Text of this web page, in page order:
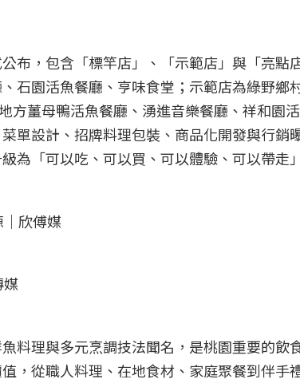
布，包含「標竿店」、「示範店」與「亮點
石園活魚餐廳、亨味食堂；示範店為綠野鄉
方薑母鴨活魚餐廳、湧進音樂餐廳、祥和園
單設計、招牌料理包裝、商品化開發與行銷
為「可以吃、可以買、可以體驗、可以帶走
料理與多元烹調技法聞名，是桃園重要的飲
，從職人料理、在地食材、家庭聚餐到伴手